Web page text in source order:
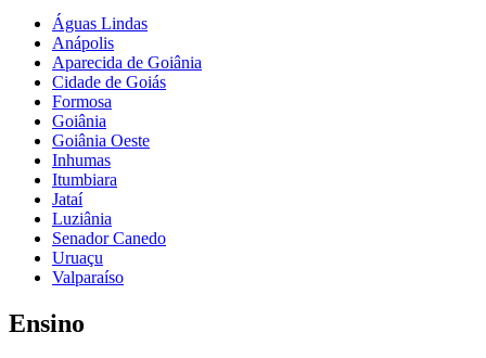
Águas Lindas
Anápolis
Aparecida de Goiânia
Cidade de Goiás
Formosa
Goiânia
Goiânia Oeste
Inhumas
Itumbiara
Jataí
Luziânia
Senador Canedo
Uruaçu
Valparaíso
Ensino